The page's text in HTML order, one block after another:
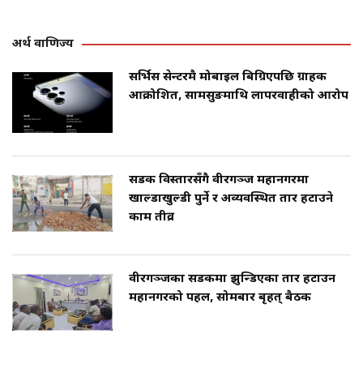
अर्थ वाणिज्य
सर्भिस सेन्टरमै मोबाइल बिग्रिएपछि ग्राहक
आक्रोशित, सामसुङमाथि लापरवाहीको आरोप
सडक विस्तारसँगै वीरगञ्ज महानगरमा
खाल्डाखुल्डी पुर्ने र अव्यवस्थित तार हटाउने
काम तीव्र
वीरगञ्जका सडकमा झुन्डिएका तार हटाउन
महानगरको पहल, सोमबार बृहत् बैठक